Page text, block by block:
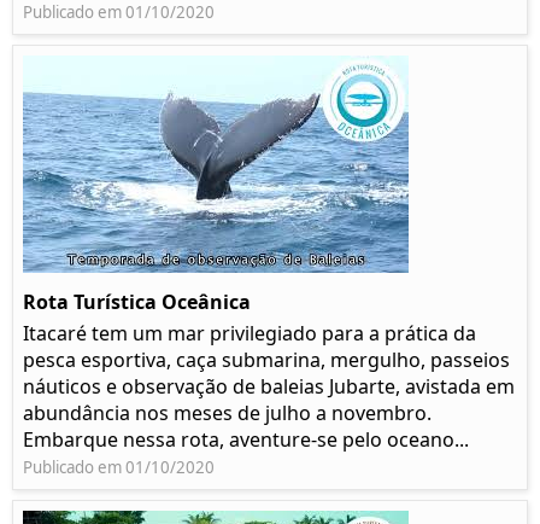
Publicado em 01/10/2020
Rota Turística Oceânica
Itacaré tem um mar privilegiado para a prática da
pesca esportiva, caça submarina, mergulho, passeios
náuticos e observação de baleias Jubarte, avistada em
abundância nos meses de julho a novembro.
Embarque nessa rota, aventure-se pelo oceano...
Publicado em 01/10/2020